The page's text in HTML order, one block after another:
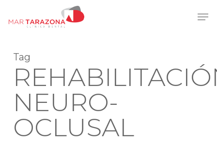
Tag
NEURO-
OCLUSAL